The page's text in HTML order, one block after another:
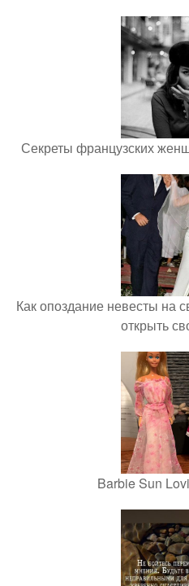
Секреты французских
Как опоздание невесты на
открыть
Barbie Sun